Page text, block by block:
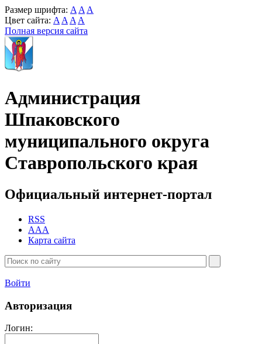
Размер шрифта: A A A
Цвет сайта: A A A A
Полная версия сайта
Администрация
Шпаковского
муниципального округа
Ставропольского края
Официальный интернет-портал
RSS
AAA
Карта сайта
Войти
Авторизация
Логин: